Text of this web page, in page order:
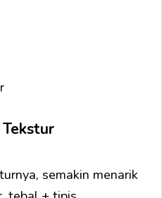
semakin menarik